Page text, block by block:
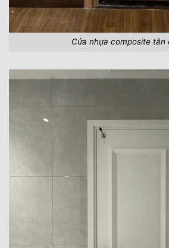
Cửa nhựa composite tân